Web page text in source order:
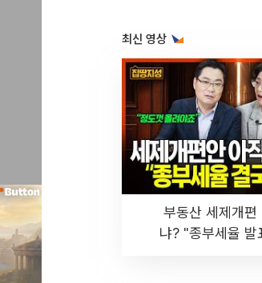
최신 영상
부동산 세제개편
냐? "종부세율 발